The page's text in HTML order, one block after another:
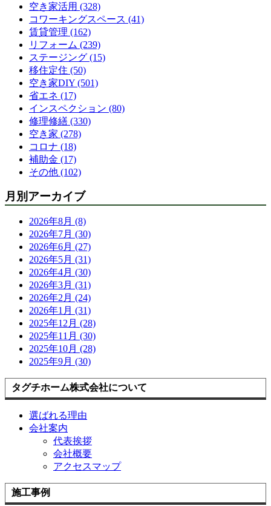
空き家活用 (328)
コワーキングスペース (41)
賃貸管理 (162)
リフォーム (239)
ステージング (15)
移住定住 (50)
空き家DIY (501)
省エネ (17)
インスペクション (80)
修理修繕 (330)
空き家 (278)
コロナ (18)
補助金 (17)
その他 (102)
月別アーカイブ
2026年8月 (8)
2026年7月 (30)
2026年6月 (27)
2026年5月 (31)
2026年4月 (30)
2026年3月 (31)
2026年2月 (24)
2026年1月 (31)
2025年12月 (28)
2025年11月 (30)
2025年10月 (28)
2025年9月 (30)
タグチホーム株式会社について
選ばれる理由
会社案内
代表挨拶
会社概要
アクセスマップ
施工事例